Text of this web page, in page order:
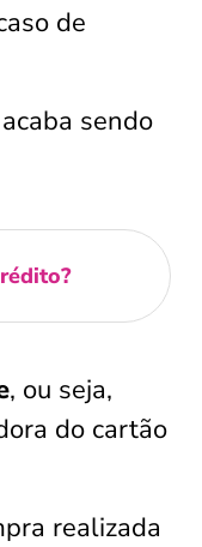
de
sendo
, ou seja,
do cartão
realizada